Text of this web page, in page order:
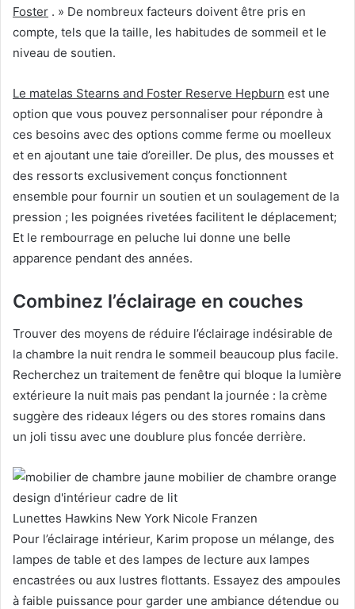
Foster . » De nombreux facteurs doivent être pris en
compte, tels que la taille, les habitudes de sommeil et le
niveau de soutien.
Le matelas Stearns and Foster Reserve Hepburn est une
option que vous pouvez personnaliser pour répondre à
ces besoins avec des options comme ferme ou moelleux
et en ajoutant une taie d’oreiller. De plus, des mousses et
des ressorts exclusivement conçus fonctionnent
ensemble pour fournir un soutien et un soulagement de la
pression ; les poignées rivetées facilitent le déplacement;
Et le rembourrage en peluche lui donne une belle
apparence pendant des années.
Combinez l’éclairage en couches
Trouver des moyens de réduire l’éclairage indésirable de
la chambre la nuit rendra le sommeil beaucoup plus facile.
Recherchez un traitement de fenêtre qui bloque la lumière
extérieure la nuit mais pas pendant la journée : la crème
suggère des rideaux légers ou des stores romains dans
un joli tissu avec une doublure plus foncée derrière.
Lunettes Hawkins New York Nicole Franzen
Pour l’éclairage intérieur, Karim propose un mélange, des
lampes de table et des lampes de lecture aux lampes
encastrées ou aux lustres flottants. Essayez des ampoules
à faible puissance pour garder une ambiance détendue ou